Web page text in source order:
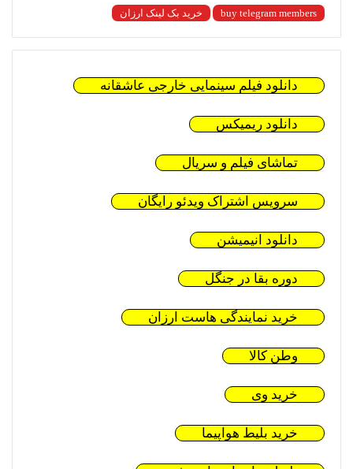
buy telegram members خرید بک لینک ارزان
دانلود فیلم سینمایی خارجی عاشقانه
دانلود ریمیکس
تماشای فیلم و سریال
سرویس اشتراک ویدئو رایگان
دانلود انیمیشن
دوره بقا در جنگل
خرید نمایندگی هاست ارزان
وطن کالا
خرید وی
خرید بلیط هواپیما